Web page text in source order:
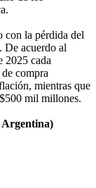
con la pérdida del
De acuerdo al
2025 cada
compra
mientras que
mil millones.
Argentina)